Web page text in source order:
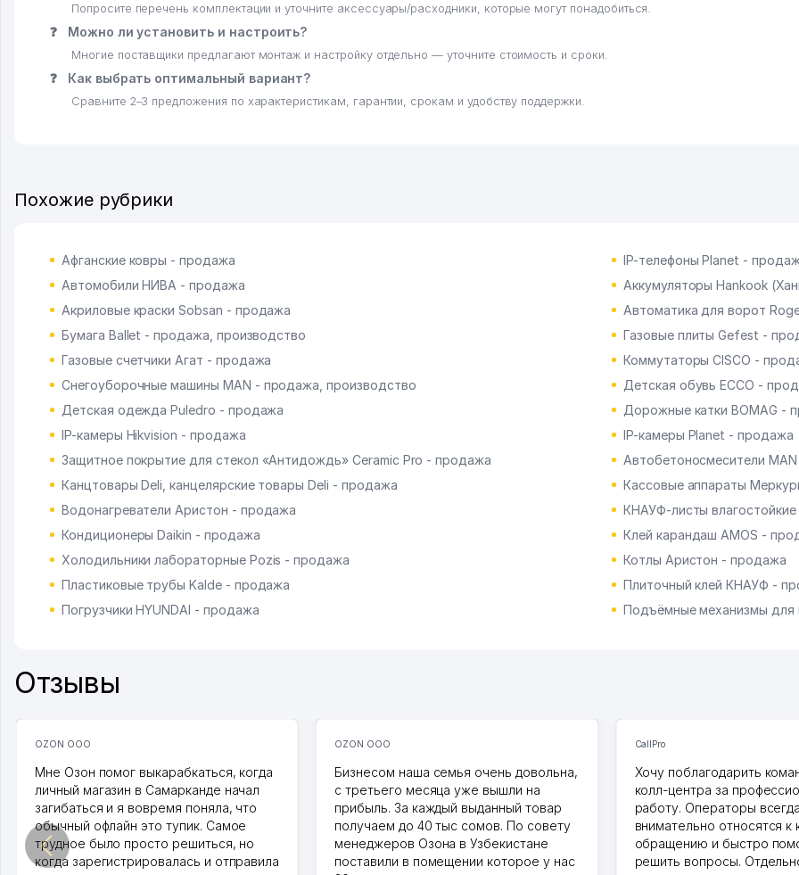
Попросите перечень комплектации и уточните аксессуары/расходники, которые могут понадобиться.
❓ Можно ли установить и настроить?
Многие поставщики предлагают монтаж и настройку отдельно — уточните стоимость и сроки.
❓ Как выбрать оптимальный вариант?
Сравните 2–3 предложения по характеристикам, гарантии, срокам и удобству поддержки.
Похожие рубрики
Афганские ковры - продажа
IP-телефоны Planet -
Автомобили НИВА - продажа
Аккумуляторы Hankook
Акриловые краски Sobsan - продажа
Автоматика для ворот
Бумага Ballet - продажа, производство
Газовые плиты Gefest -
Газовые счетчики Агат - продажа
Коммутаторы CISCO -
Снегоуборочные машины MAN - продажа, производство
Детская обувь ECCO -
Детская одежда Puledro - продажа
Дорожные катки BOMAG -
IP-камеры Hikvision - продажа
IP-камеры Planet - продажа
Защитное покрытие для стекол «Антидождь» Ceramic Pro - продажа
Автобетоносмесители
Канцтовары Deli, канцелярские товары Deli - продажа
Кассовые аппараты
Водонагреватели Аристон - продажа
КНАУФ-листы
Кондиционеры Daikin - продажа
Клей карандаш AMOS -
Холодильники лабораторные Pozis - продажа
Котлы Аристон - продажа
Пластиковые трубы Kalde - продажа
Плиточный клей КНАУФ -
Погрузчики HYUNDAI - продажа
Подъёмные механизмы для
Отзывы
OZON ООО
Мне Озон помог выкарабкаться, когда
личный магазин в Самарканде начал
загибаться и я вовремя поняла, что
обычный офлайн это тупик. Самое
трудное было просто решиться, но
когда зарегистрировалась и отправила
OZON ООО
Бизнесом наша семья очень довольна,
с третьего месяца уже вышли на
прибыль. За каждый выданный товар
получаем до 40 тыс сомов. По совету
менеджеров Озона в Узбекистане
поставили в помещении которое у нас
CallPro
Хочу поблагодарить
колл-центра за
работу. Операторы
внимательно относятся к
обращению и быстро
решить вопросы.